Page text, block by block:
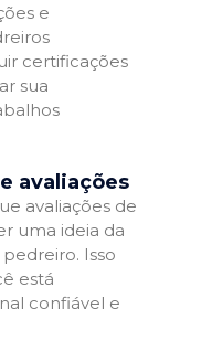
e
certificações
sua
avaliações
avaliações de
uma ideia da
Isso
está
confiável e